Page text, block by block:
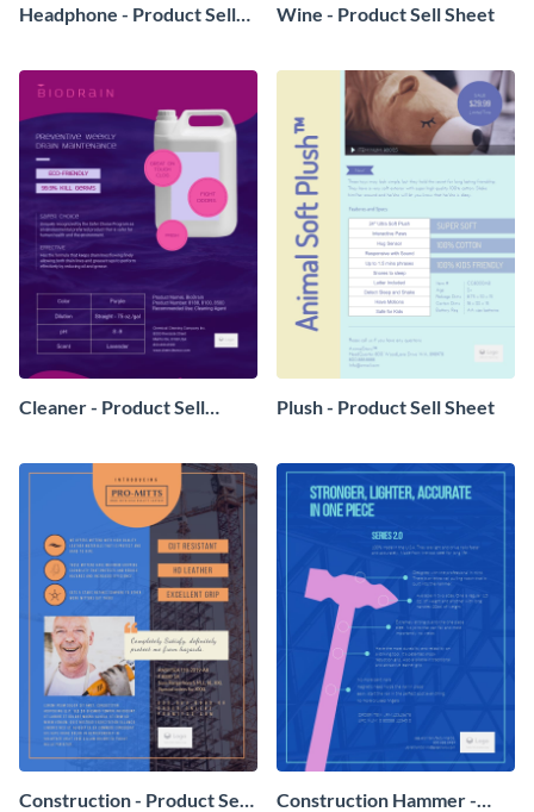
Headphone - Product Sell
Wine - Product Sell Sheet
Cleaner - Product Sell
Plush - Product Sell Sheet
Construction - Product Sell
Construction Hammer -